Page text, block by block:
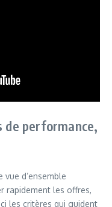
performance,
d’ensemble
rapidement les offres,
les critères qui guident